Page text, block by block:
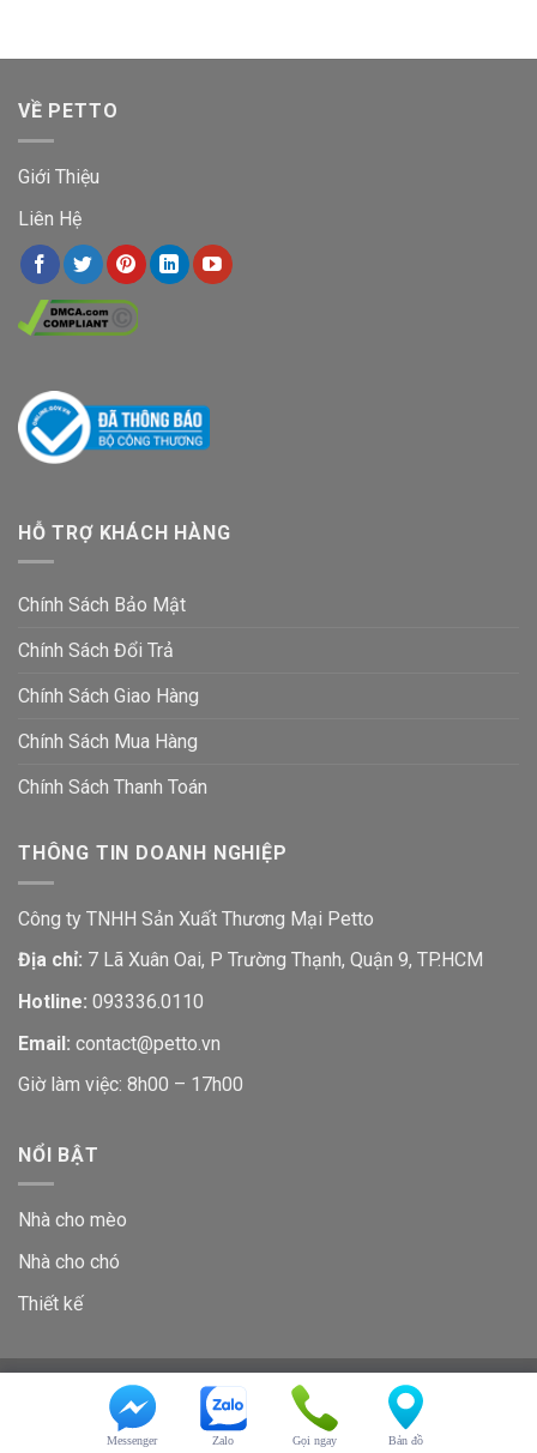
VỀ PETTO
Giới Thiệu
Liên Hệ
HỖ TRỢ KHÁCH HÀNG
Chính Sách Bảo Mật
Chính Sách Đổi Trả
Chính Sách Giao Hàng
Chính Sách Mua Hàng
Chính Sách Thanh Toán
THÔNG TIN DOANH NGHIỆP
Công ty TNHH Sản Xuất Thương Mại Petto
Địa chỉ: 7 Lã Xuân Oai, P Trường Thạnh, Quận 9, TP.HCM
Hotline: 093336.0110
Email: contact@petto.vn
Giờ làm việc: 8h00 – 17h00
NỔI BẬT
Nhà cho mèo
Nhà cho chó
Thiết kế
GIỚI THIỆU LIÊN HỆ
Copyright 2026 ©Petto
Bản đồ
Gọi ngay
Zalo
Messenger